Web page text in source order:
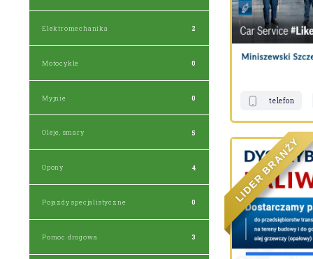
Elektromechanika 2
Motocykle 0
Myjnie 0
Oleje, smary 5
Opony 4
Pojazdy specjalistyczne 0
Pomoc drogowa 3
telefon
LI
DER
B
RAN
Ż
Y